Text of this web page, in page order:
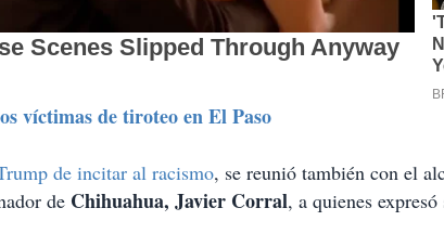
víctimas de tiroteo en El Paso
de incitar al racismo, se reunió también con el
de Chihuahua, Javier Corral, a quienes